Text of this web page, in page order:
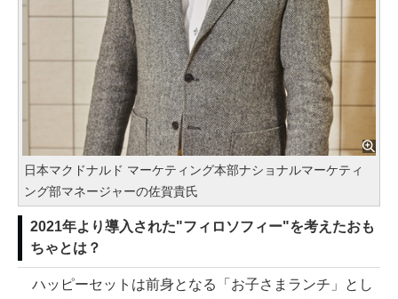
日本マクドナルド マーケティング本部ナショナルマーケティ
ング部マネージャーの佐賀貴氏
2021年より導入された"フィロソフィー"を考えたおも
ちゃとは？
ハッピーセットは前身となる「お子さまランチ」とし